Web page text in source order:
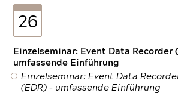
26
Einzelseminar: Event Data Recorder
umfassende Einführung
Einzelseminar: Event Data
(EDR) – umfassende Einführung